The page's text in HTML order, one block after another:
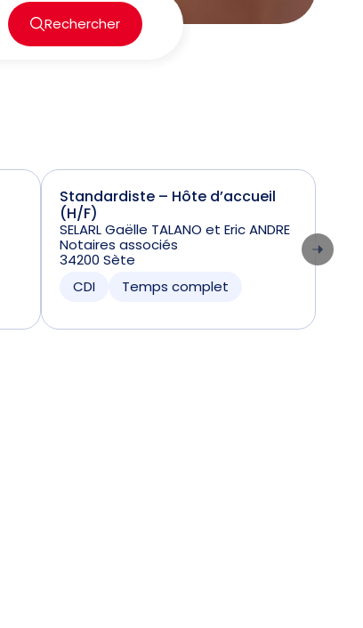
Rechercher
Standardiste – Hôte d’accueil
(H/F)
SELARL Gaëlle TALANO et Eric ANDRE
Notaires associés
34200 Sète
CDI
Temps complet